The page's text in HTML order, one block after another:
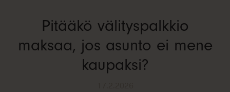
Pitääkö välityspalkkio
maksaa, jos asunto ei mene
kaupaksi?